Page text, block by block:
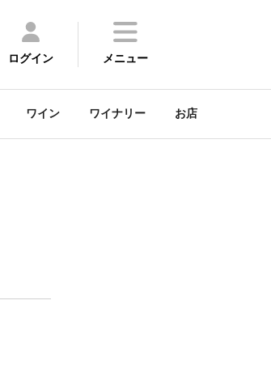
ログイン メニュー
ワイン ワイナリー お店